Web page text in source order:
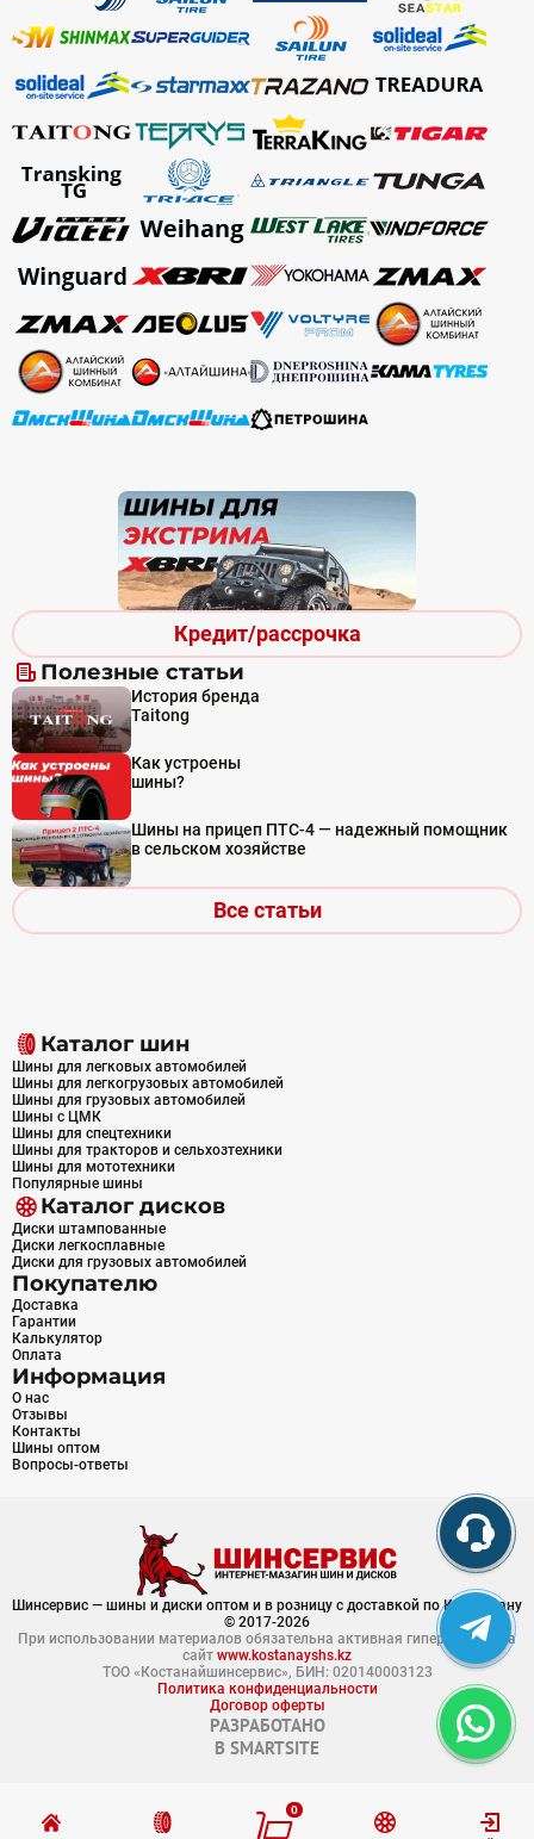
0
Кредит/рассрочка
Полезные статьи
История бренда
Taitong
Как устроены
шины?
Шины на прицеп ПТС-4 — надежный помощник
в сельском хозяйстве
Все статьи
Каталог шин
Шины для легковых автомобилей
Шины для легкогрузовых автомобилей
Шины для грузовых автомобилей
Шины с ЦМК
Шины для спецтехники
Шины для тракторов и сельхозтехники
Шины для мототехники
Популярные шины
Каталог дисков
Диски штампованные
Диски легкосплавные
Диски для грузовых автомобилей
Покупателю
Доставка
Гарантии
Калькулятор
Оплата
Информация
О нас
Отзывы
Контакты
Шины оптом
Вопросы-ответы
Шинсервис — шины и диски оптом и в розницу с доставкой по Казахстану
© 2017-2026
При использовании материалов обязательна активная гиперссылка на
сайт www.kostanayshs.kz
ТОО «Костанайшинсервис», БИН: 020140003123
Политика конфиденциальности
Договор оферты
РАЗРАБОТАНО
В SMARTSITE